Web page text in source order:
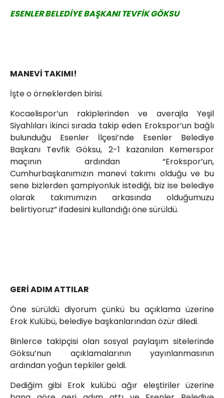
ESENLER BELEDİYE BAŞKANI TEVFİK GÖKSU
MANEVİ TAKIMI!
İşte o örneklerden birisi.
Kocaelispor’un rakiplerinden ve averajla Yeşil
Siyahlıları ikinci sırada takip eden Erokspor’un bağlı
bulunduğu Esenler İlçesi’nde Esenler Belediye
Başkanı Tevfik Göksu, 2-1 kazanılan Kemerspor
maçının ardından “Erokspor’un,
Cumhurbaşkanımızın manevi takımı olduğu ve bu
sene bizlerden şampiyonluk istediği, biz ise belediye
olarak takımımızın arkasında olduğumuzu
belirtiyoruz” ifadesini kullandığı öne sürüldü.
GERİ ADIM ATTILAR
Öne sürüldü diyorum çünkü bu açıklama üzerine
Erok Kulübü, belediye başkanlarından özür diledi.
Binlerce takipçisi olan sosyal paylaşım sitelerinde
Göksu’nun açıklamalarının yayınlanmasının
ardından yoğun tepkiler geldi.
Dediğim gibi Erok kulübü ağır eleştiriler üzerine